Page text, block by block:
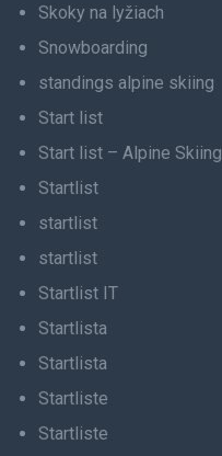
Skoky na lyžiach
Snowboarding
standings alpine skiing
Start list
Start list – Alpine Skiing
Startlist
startlist
startlist
Startlist IT
Startlista
Startlista
Startliste
Startliste